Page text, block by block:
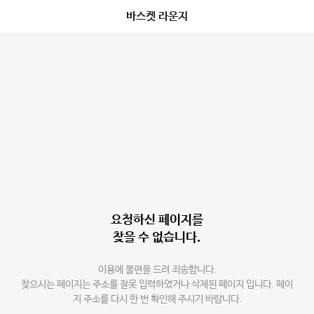
바스켓 라운지
요청하신 페이지를
찾을 수 없습니다.
이용에 불편을 드려 죄송합니다.
찾으시는 페이지는 주소를 잘못 입력하였거나 삭제된 페이지 입니다. 페이
지 주소를 다시 한 번 확인해 주시기 바랍니다.